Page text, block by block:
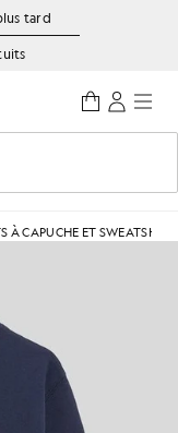
tard
À CAPUCHE ET